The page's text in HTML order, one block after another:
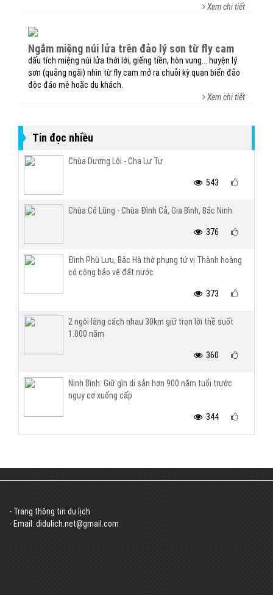
Xem chi tiết
ngắm miệng núi lửa trên đảo lý sơn từ fly cam
dấu tích miệng núi lửa thới lới, giếng tiền, hòn vung... huyện lý
sơn (quảng ngãi) nhìn từ fly cam mở ra chuỗi kỳ quan biển đảo
độc đáo mê hoặc du khách.
Xem chi tiết
Tin đọc nhiều
Chùa Dương Lôi - Cha Lư Tự
543
Chùa Cổ Lũng - Chùa Đình Cả, Gia Bình, Bắc Ninh
376
Đình Phù Lưu, Bắc Hà thờ phụng tứ vị Thành hoàng
có công bảo vệ đất nước
373
2 ngôi làng cách nhau 30km giữ trọn lời thề suốt
1.000 năm
360
Ninh Bình: Giữ gìn di sản hơn 900 năm tuổi trước
nguy cơ xuống cấp
344
- Trang thông tin du lịch
- Email: didulich.net@gmail.com